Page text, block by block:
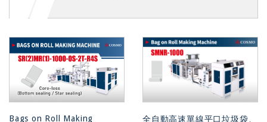
Bags on Roll Making
全自動高速單線平口垃圾袋、